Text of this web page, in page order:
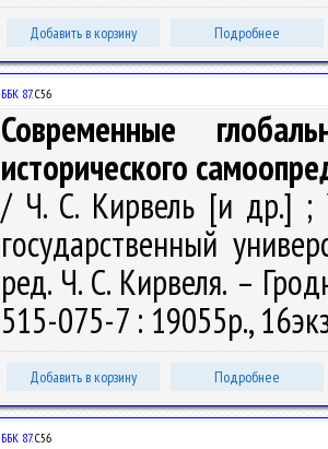
Добавить в корзину Подробнее
ББК 87.С56
Современные
исторического
/ Ч. С. Кирвель [и др.] ;
государственный
ред. Ч. С. Кирвеля. –
515-075-7 : 19055р.,
Добавить в корзину Подробнее
ББК 87.С56